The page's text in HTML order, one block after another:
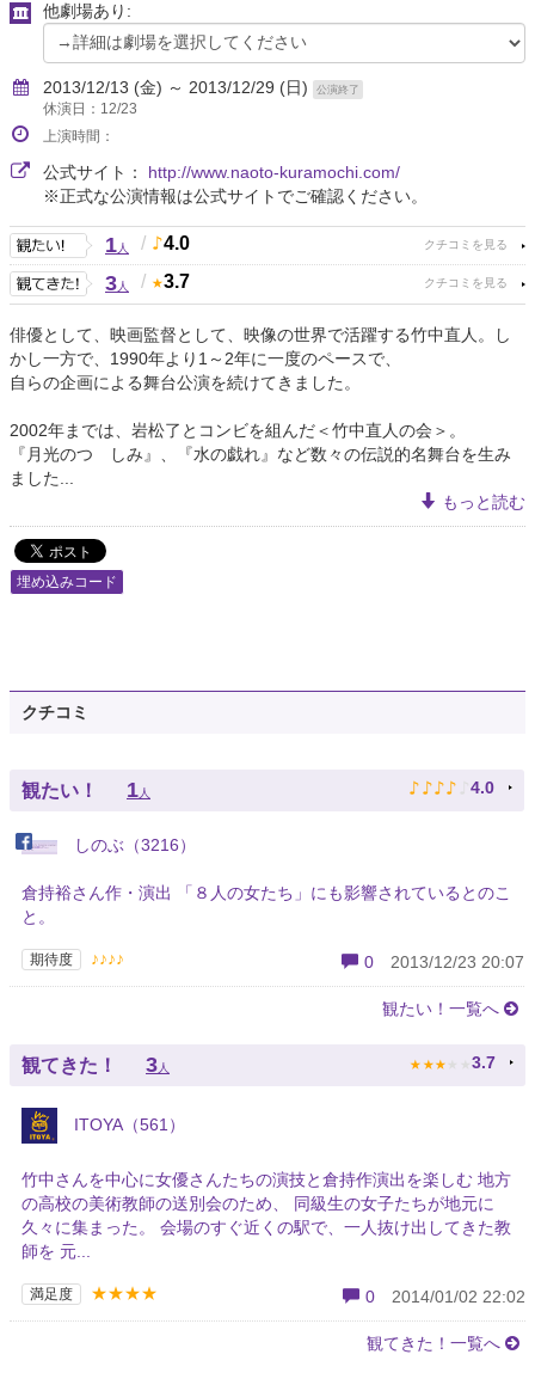
他劇場あり:
2013/12/13 (金) ～ 2013/12/29 (日) 公演終了
休演日：12/23
上演時間：
公式サイト： http://www.naoto-kuramochi.com/
※正式な公演情報は公式サイトでご確認ください。
1人 / 4.0
3人 / 3.7
俳優として、映画監督として、映像の世界で活躍する竹中直人。し
かし一方で、1990年より1～2年に一度のペースで、
自らの企画による舞台公演を続けてきました。
2002年までは、岩松了とコンビを組んだ＜竹中直人の会＞。
『月光のつゝしみ』、『水の戯れ』など数々の伝説的名舞台を生み
ました...
もっと読む
埋め込みコード
クチコミ
観たい！ 1人 ♪ ♪ ♪ ♪ ♪ 4.0
しのぶ（3216）
倉持裕さん作・演出 「８人の女たち」にも影響されているとのこ
と。
期待度 ♪♪♪♪ 0 2013/12/23 20:07
観たい！一覧へ
観てきた！ 3 人 ★ ★ ★ ★ ★ 3.7
ITOYA（561）
竹中さんを中心に女優さんたちの演技と倉持作演出を楽しむ 地方
の高校の美術教師の送別会のため、 同級生の女子たちが地元に
久々に集まった。 会場のすぐ近くの駅で、一人抜け出してきた教
師を 元...
満足度 ★★★★ 0 2014/01/02 22:02
観てきた！一覧へ